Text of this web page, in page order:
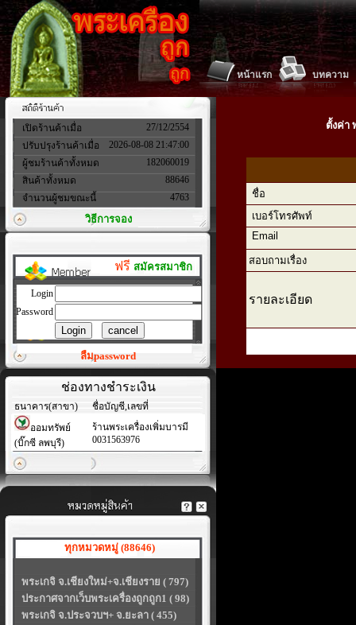
หน้าแรก บทความ
เปิดร้านค้าเมื่อ
27/12/2554
ปรับปรุงร้านค้าเมื่อ
2026-08-08 21:47:00
ผู้ชมร้านค้าทั้งหมด
182060019
สินค้าทั้งหมด
88646
จำนวนผู้ชมขณะนี้
4763
วิธีการจอง
ฟรี สมัครสมาชิก
Login
Password
ลืมpassword
ช่องทางชำระเงิน
ธนาคาร(สาขา)
ชื่อบัญชี,เลขที่
ออมทรัพย์
(บิ๊กซี ลพบุรี)
ร้านพระเครื่องเพิ่มบารมี
0031563976
ทุกหมวดหมู่ (88646)
พระเกจิ จ.เชียงใหม่+จ.เชียงราย ( 797)
ประกาศจากเว็บพระเครื่องถูกถูก1 ( 98)
พระเกจิ จ.ประจวบฯ+ จ.ยะลา ( 455)
ตั้งค่า
ชื่อ
เบอร์โทรศัพท์
Email
สอบถามเรื่อง
รายละเอียด